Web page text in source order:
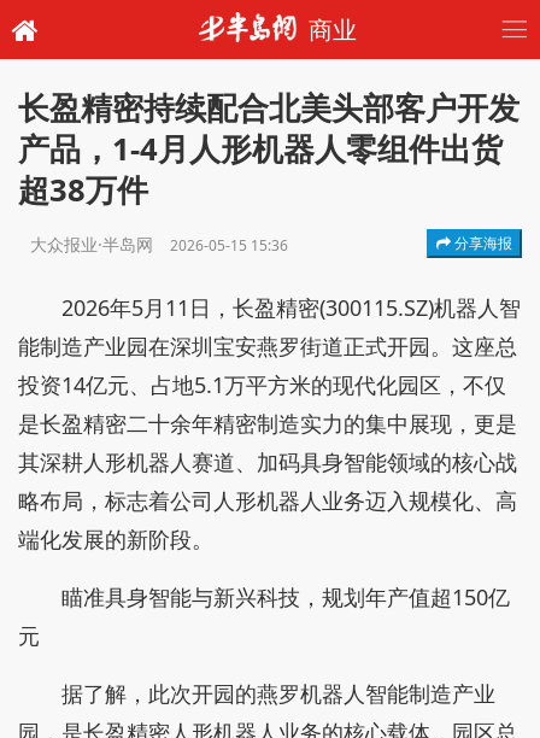
商业
长盈精密持续配合北美头部客户开发
产品，1-4月人形机器人零组件出货
超38万件
大众报业·半岛网 2026-05-15 15:36 分享海报
2026年5月11日，长盈精密(300115.SZ)机器人智
能制造产业园在深圳宝安燕罗街道正式开园。这座总
投资14亿元、占地5.1万平方米的现代化园区，不仅
是长盈精密二十余年精密制造实力的集中展现，更是
其深耕人形机器人赛道、加码具身智能领域的核心战
略布局，标志着公司人形机器人业务迈入规模化、高
端化发展的新阶段。
瞄准具身智能与新兴科技，规划年产值超150亿
元
据了解，此次开园的燕罗机器人智能制造产业
园，是长盈精密人形机器人业务的核心载体。园区总